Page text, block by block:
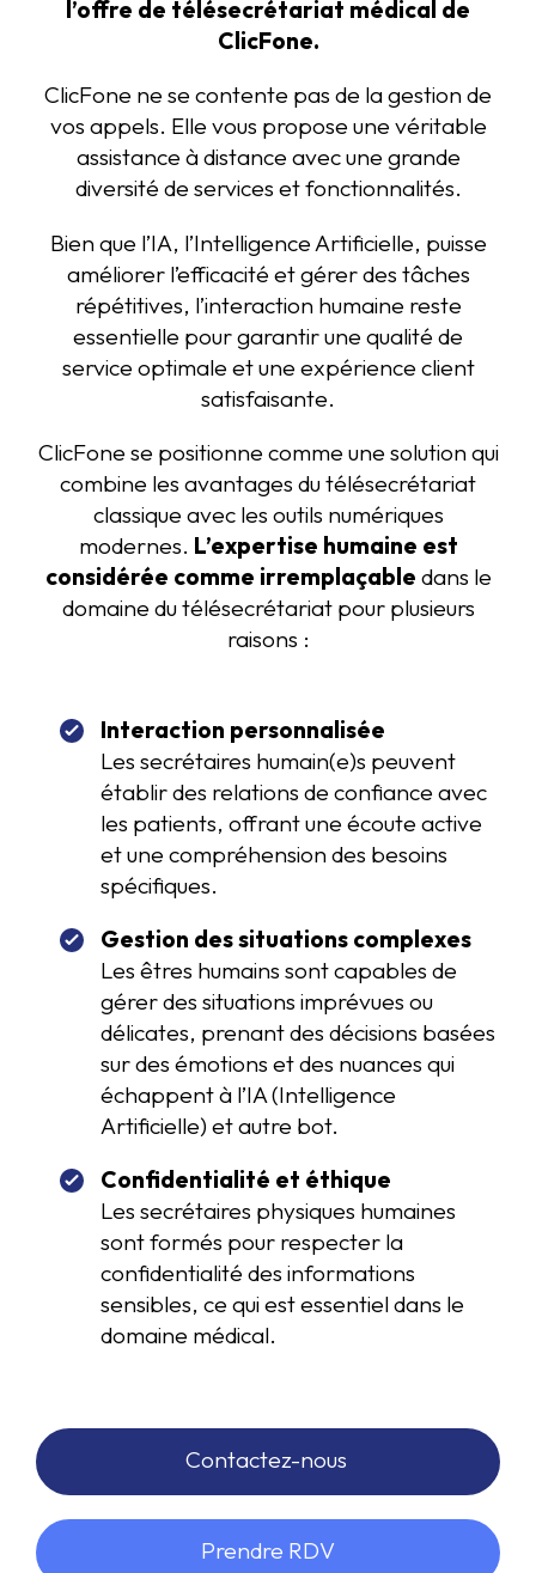
l’offre de télésecrétariat médical de
ClicFone.
ClicFone ne se contente pas de la gestion de
vos appels. Elle vous propose une véritable
assistance à distance avec une grande
diversité de services et fonctionnalités.
Bien que l’IA, l’Intelligence Artificielle, puisse
améliorer l’efficacité et gérer des tâches
répétitives, l’interaction humaine reste
essentielle pour garantir une qualité de
service optimale et une expérience client
satisfaisante.
ClicFone se positionne comme une solution qui
combine les avantages du télésecrétariat
classique avec les outils numériques
modernes. L’expertise humaine est
considérée comme irremplaçable dans le
domaine du télésecrétariat pour plusieurs
raisons :
Interaction personnalisée
Les secrétaires humain(e)s peuvent
établir des relations de confiance avec
les patients, offrant une écoute active
et une compréhension des besoins
spécifiques.
Gestion des situations complexes
Les êtres humains sont capables de
gérer des situations imprévues ou
délicates, prenant des décisions basées
sur des émotions et des nuances qui
échappent à l’IA (Intelligence
Artificielle) et autre bot.
Confidentialité et éthique
Les secrétaires physiques humaines
sont formés pour respecter la
confidentialité des informations
sensibles, ce qui est essentiel dans le
domaine médical.
Contactez-nous
Prendre RDV